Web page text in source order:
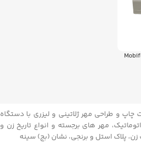
چاپ و طراحی مهر ژلاتینی و لیزری با دستگاه
مهر های برجسته و انواع تاریخ زن و
پلاک استل و برنجی، نشان (بج) سینه